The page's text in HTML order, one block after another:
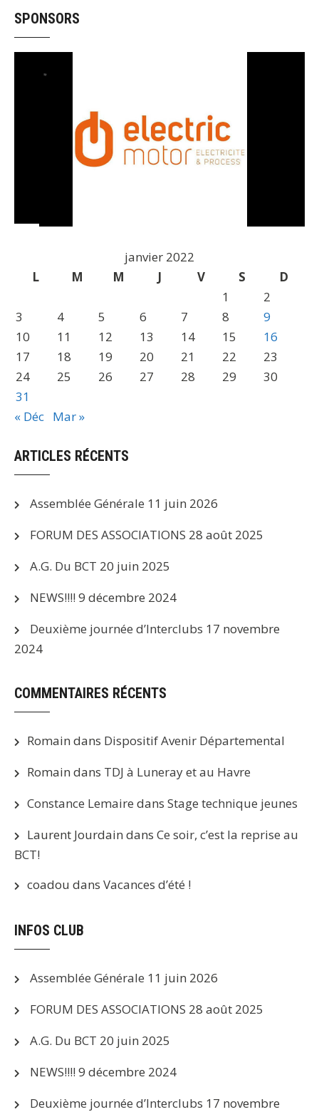
SPONSORS
janvier 2022
L
M M J V S
D
1
2
3
4 5 6 7 8
9
10
11 12 13 14 15
16
17
18 19 20 21 22
23
24
25 26 27 28 29
30
31
« Déc Mar »
ARTICLES RÉCENTS
Assemblée Générale 11 juin 2026
FORUM DES ASSOCIATIONS 28 août 2025
A.G. Du BCT 20 juin 2025
NEWS!!!! 9 décembre 2024
Deuxième journée d’Interclubs 17 novembre
2024
COMMENTAIRES RÉCENTS
Romain dans Dispositif Avenir Départemental
Romain dans TDJ à Luneray et au Havre
Constance Lemaire dans Stage technique jeunes
Laurent Jourdain dans Ce soir, c’est la reprise au
BCT!
coadou dans Vacances d’été !
INFOS CLUB
Assemblée Générale 11 juin 2026
FORUM DES ASSOCIATIONS 28 août 2025
A.G. Du BCT 20 juin 2025
NEWS!!!! 9 décembre 2024
Deuxième journée d’Interclubs 17 novembre